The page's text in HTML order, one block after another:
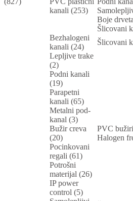
kanali (253)
Boje
Šlicovani
Bezhalogeni
kanali (24)
Šlicovani
Lepljive trake
(2)
Podni kanali
(19)
Parapetni
kanali (65)
Metalni pod-
kanal (3)
Bužir creva
(20)
PVC
Halogen
Pocinkovani
regali (61)
Potrošni
materijal (26)
IP power
control (5)